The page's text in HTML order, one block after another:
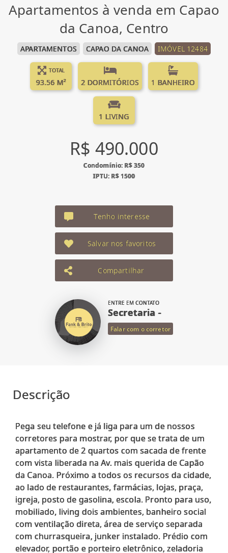
Apartamentos à venda em Capao
da Canoa, Centro
APARTAMENTOS CAPAO DA CANOA IMÓVEL 12484
TOTAL
93.56 M² 2 DORMITÓRIOS 1 BANHEIRO
1 LIVING
R$ 490.000
Condomínio: R$ 350
IPTU: R$ 1500
Tenho interesse
Salvar nos favoritos
Compartilhar
ENTRE EM CONTATO
Secretaria -
Falar com o corretor
Descrição
Pega seu telefone e já liga para um de nossos
corretores para mostrar, por que se trata de um
apartamento de 2 quartos com sacada de frente
com vista liberada na Av. mais querida de Capão
da Canoa. Próximo a todos os recursos da cidade,
ao lado de restaurantes, farmácias, lojas, praça,
igreja, posto de gasolina, escola. Pronto para uso,
mobiliado, living dois ambientes, banheiro social
com ventilação direta, área de serviço separada
com churrasqueira, junker instalado. Prédio com
elevador, portão e porteiro eletrônico, zeladoria